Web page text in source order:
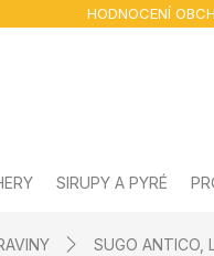
HODNOCENÍ
SIRUPY A PYRÉ
SUGO ANTICO,